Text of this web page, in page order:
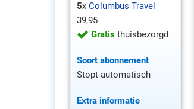
5x Columbus Travel
39,95
Gratis thuisbezorgd
Soort abonnement
Stopt automatisch
Extra informatie